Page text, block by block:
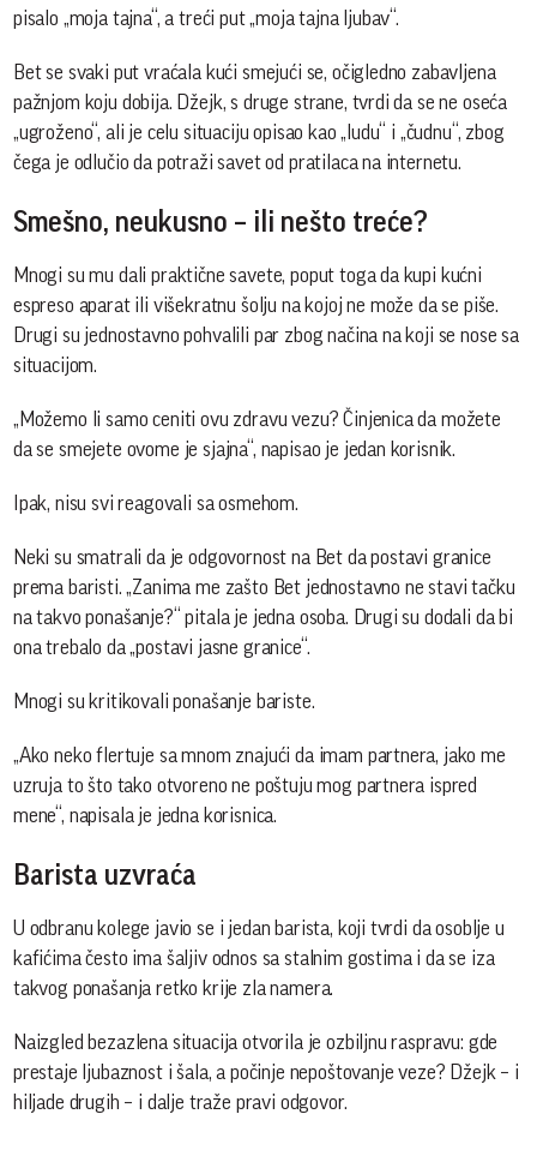
pisalo „moja tajna“, a treći put „moja tajna ljubav“.
Bet se svaki put vraćala kući smejući se, očigledno zabavljena
pažnjom koju dobija. Džejk, s druge strane, tvrdi da se ne oseća
„ugroženo“, ali je celu situaciju opisao kao „ludu“ i „čudnu“, zbog
čega je odlučio da potraži savet od pratilaca na internetu.
Smešno, neukusno – ili nešto treće?
Mnogi su mu dali praktične savete, poput toga da kupi kućni
espreso aparat ili višekratnu šolju na kojoj ne može da se piše.
Drugi su jednostavno pohvalili par zbog načina na koji se nose sa
situacijom.
„Možemo li samo ceniti ovu zdravu vezu? Činjenica da možete
da se smejete ovome je sjajna“, napisao je jedan korisnik.
Ipak, nisu svi reagovali sa osmehom.
Neki su smatrali da je odgovornost na Bet da postavi granice
prema baristi. „Zanima me zašto Bet jednostavno ne stavi tačku
na takvo ponašanje?“ pitala je jedna osoba. Drugi su dodali da bi
ona trebalo da „postavi jasne granice“.
Mnogi su kritikovali ponašanje bariste.
„Ako neko flertuje sa mnom znajući da imam partnera, jako me
uzruja to što tako otvoreno ne poštuju mog partnera ispred
mene“, napisala je jedna korisnica.
Barista uzvraća
U odbranu kolege javio se i jedan barista, koji tvrdi da osoblje u
kafićima često ima šaljiv odnos sa stalnim gostima i da se iza
takvog ponašanja retko krije zla namera.
Naizgled bezazlena situacija otvorila je ozbiljnu raspravu: gde
prestaje ljubaznost i šala, a počinje nepoštovanje veze? Džejk – i
hiljade drugih – i dalje traže pravi odgovor.